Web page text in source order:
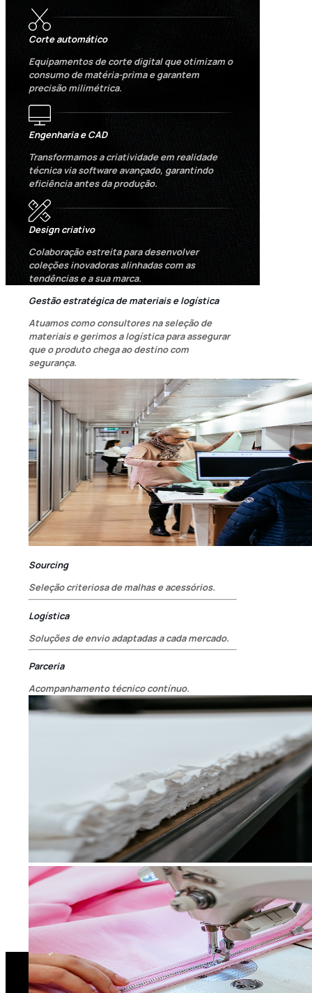
Corte automático
Equipamentos de corte digital que otimizam o
consumo de matéria-prima e garantem
precisão milimétrica.
Engenharia e CAD
Transformamos a criatividade em realidade
técnica via software avançado, garantindo
eficiência antes da produção.
Design criativo
Colaboração estreita para desenvolver
coleções inovadoras alinhadas com as
tendências e a sua marca.
Gestão estratégica de materiais e logística
Atuamos como consultores na seleção de
materiais e gerimos a logística para assegurar
que o produto chega ao destino com
segurança.
Sourcing
Seleção criteriosa de malhas e acessórios.
Logística
Soluções de envio adaptadas a cada mercado.
Parceria
Acompanhamento técnico contínuo.